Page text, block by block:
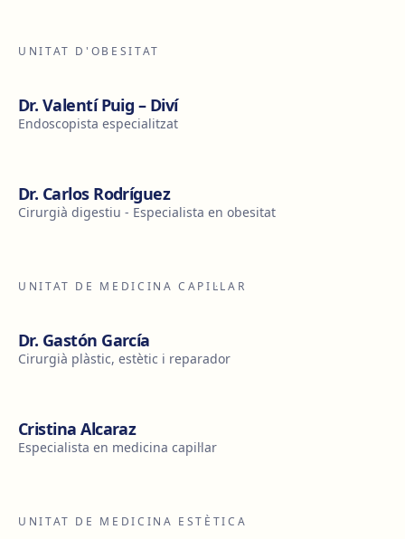
UNITAT D'OBESITAT
Dr. Valentí Puig – Diví
Endoscopista especialitzat
Dr. Carlos Rodríguez
Cirurgià digestiu - Especialista en obesitat
UNITAT DE MEDICINA CAPIL·LAR
Dr. Gastón García
Cirurgià plàstic, estètic i reparador
Cristina Alcaraz
Especialista en medicina capil·lar
UNITAT DE MEDICINA ESTÈTICA